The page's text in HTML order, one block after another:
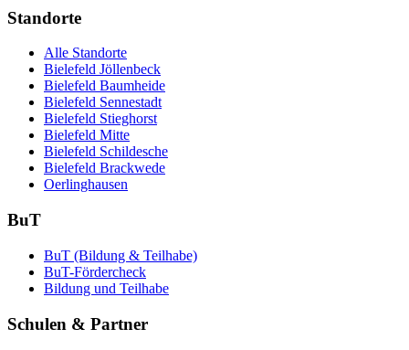
Standorte
Alle Standorte
Bielefeld Jöllenbeck
Bielefeld Baumheide
Bielefeld Sennestadt
Bielefeld Stieghorst
Bielefeld Mitte
Bielefeld Schildesche
Bielefeld Brackwede
Oerlinghausen
BuT
BuT (Bildung & Teilhabe)
BuT-Fördercheck
Bildung und Teilhabe
Schulen & Partner